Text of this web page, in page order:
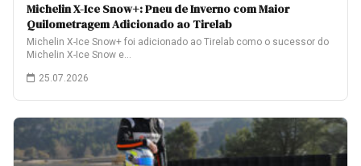
Michelin X-Ice Snow+: Pneu de Inverno com Maior
Quilometragem Adicionado ao Tirelab
Michelin X-Ice Snow+ foi adicionado ao Tirelab como o sucessor do
Michelin X-Ice Snow e…
25.07.2026